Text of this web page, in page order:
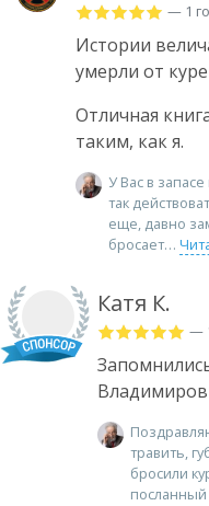
— 1
Истории
умерли от
Отличная
таким, как я.
У Вас в
так
еще, давно
бросает
Катя К.
—
травить,
бросили